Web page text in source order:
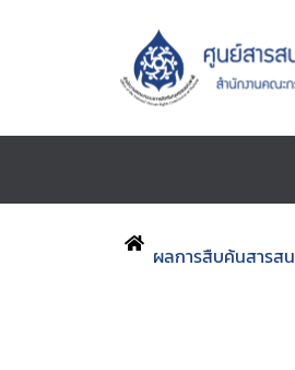
ผลการสืบค้นสารส